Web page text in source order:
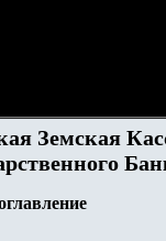
Земская